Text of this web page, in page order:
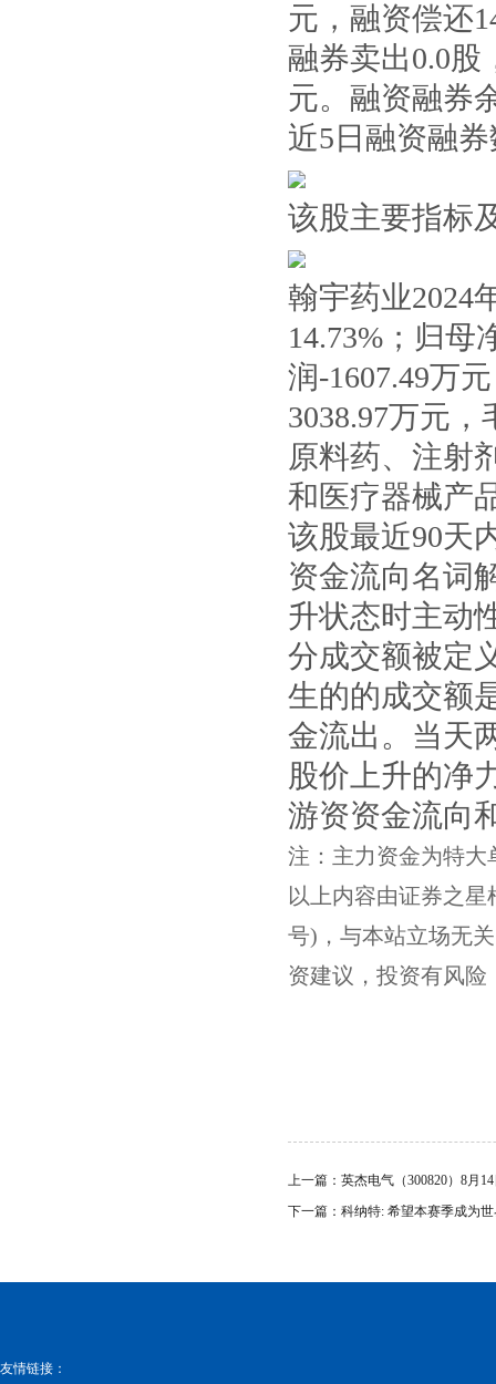
元，融资偿还
融券卖出0.0股
元。融资融券
近5日融资融
该股主要指标
翰宇药业2024
14.73%；归母
润-1607.49万
3038.97万元
原料药、注射
和医疗器械产
该股最近90天
资金流向名词
升状态时主动
分成交额被定
生的的成交额
金流出。当天
股价上升的净
游资资金流向
注：主力资金为特大
以上内容由证券之星
号)，与本站立场无
资建议，投资有风险
上一篇： 英杰电气（300820）8月
下一篇： 科纳特: 希望本赛季成为
友情链接：